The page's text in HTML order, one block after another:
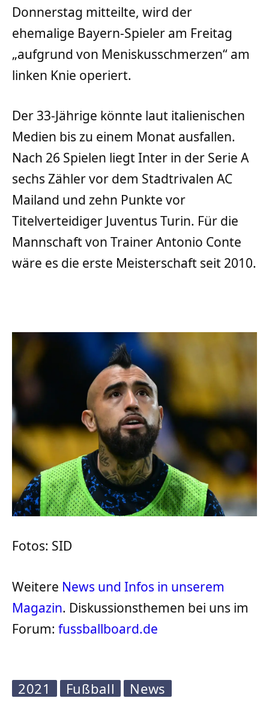
Donnerstag mitteilte, wird der
ehemalige Bayern-Spieler am Freitag
„aufgrund von Meniskusschmerzen“ am
linken Knie operiert.
Der 33-Jährige könnte laut italienischen
Medien bis zu einem Monat ausfallen.
Nach 26 Spielen liegt Inter in der Serie A
sechs Zähler vor dem Stadtrivalen AC
Mailand und zehn Punkte vor
Titelverteidiger Juventus Turin. Für die
Mannschaft von Trainer Antonio Conte
wäre es die erste Meisterschaft seit 2010.
Fotos: SID
Weitere News und Infos in unserem
Magazin. Diskussionsthemen bei uns im
Forum: fussballboard.de
2021 Fußball News